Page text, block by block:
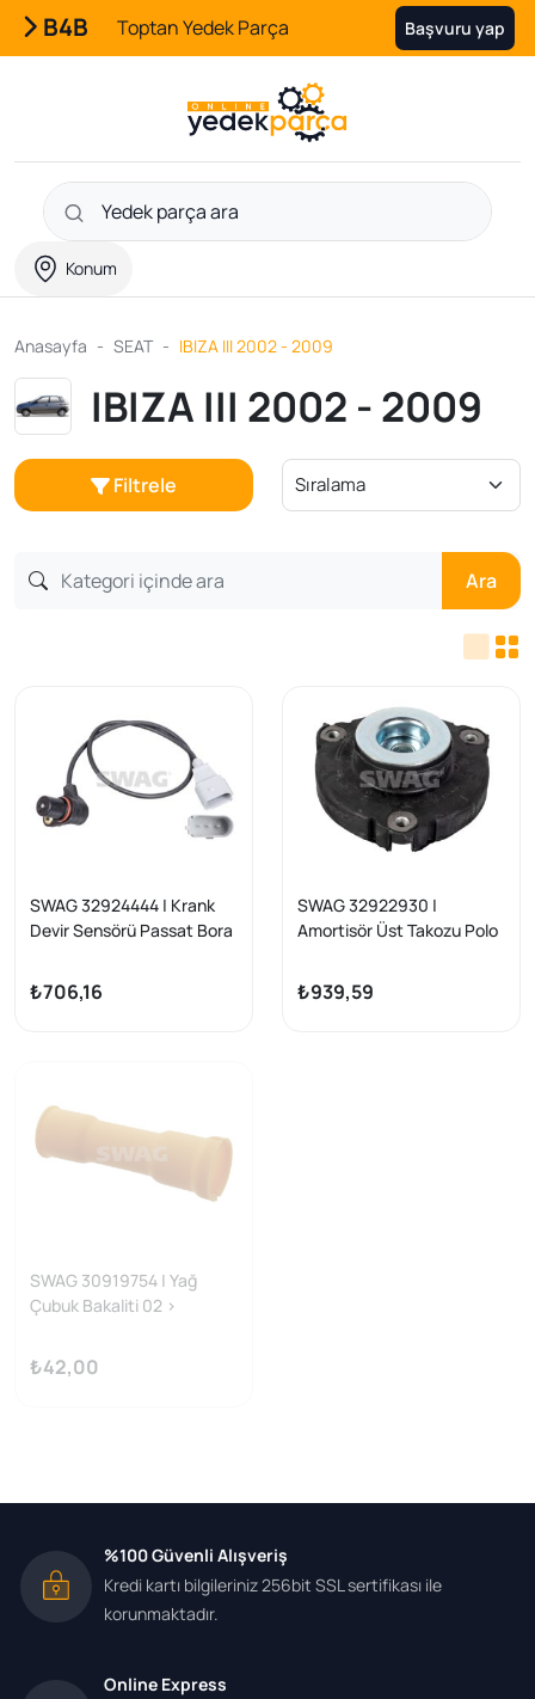
B4B Toptan Yedek Parça Başvuru yap
Konum
Anasayfa SEAT IBIZA III 2002 - 2009
IBIZA III 2002 - 2009
Filtrele
Ara
SWAG 32924444 | Krank
Devir Sensörü Passat Bora
1.6 97 >
₺706,16
SWAG 32922930 |
Amortisör Üst Takozu Polo
Ibiza 02 > 10 Fabia 00 > 10
₺939,59
SWAG 30919754 | Yağ
Çubuk Bakaliti 02 >
[U.K] Y.No:19754
₺42,00
%100 Güvenli Alışveriş
Kredi kartı bilgileriniz 256bit SSL sertifikası ile
korunmaktadır.
Online Express